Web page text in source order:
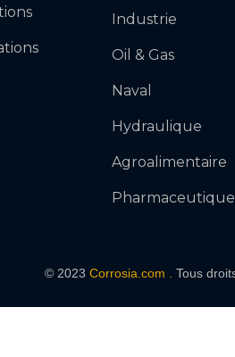
Industrie
Oil & Gas
Naval
Hydraulique
Agroalimentaire
Pharmaceutique
© 2023 Corrosia.com . Tous
Envoyer